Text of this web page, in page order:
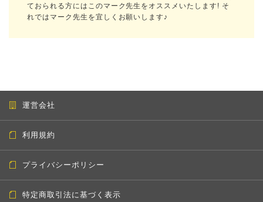
ておられる方にはこのマーク先生をオススメいたします! そ
れではマーク先生を宜しくお願いします♪
運営会社
利用規約
プライバシーポリシー
特定商取引法に基づく表示